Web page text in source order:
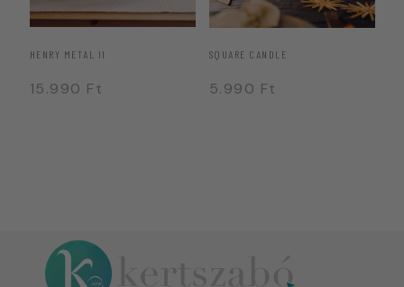
HENRY METAL II
15.990 Ft
SQUARE CANDLE
5.990 Ft